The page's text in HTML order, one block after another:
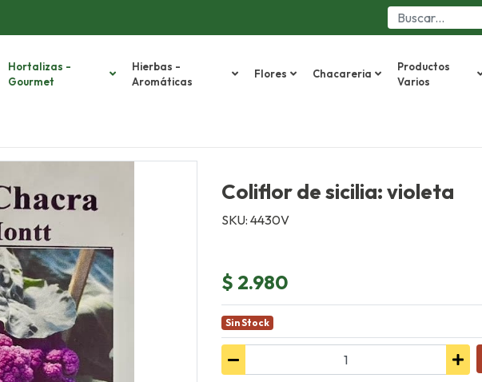
Hortalizas -
Gourmet
Hierbas -
Aromáticas
Flores Chacareria
Productos
Varios
Coliflor de sicilia: violeta
SKU: 4430V
$ 2.980
Sin Stock